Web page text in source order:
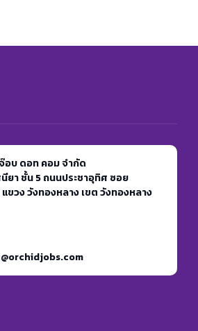
อบ ดอท คอม จำกัด
ยา ชั้น 5 ถนนประชาอุทิศ ซอย
ขวง วังทองหลาง เขต วังทองหลาง